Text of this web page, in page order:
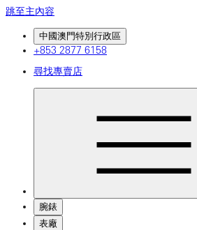
跳至主內容
中國澳門特別行政區
+853 2877 6158
尋找專賣店
腕錶
表廠